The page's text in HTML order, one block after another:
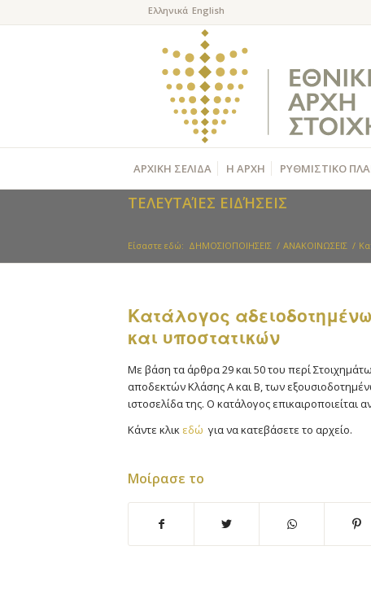
ΑΡΧΙΚΗ ΣΕΛΙΔΑ Η ΑΡΧΗ ΡΥΘΜΙΣΤΙΚΟ
ΤΕΛΕΥΤΑΊΕΣ ΕΙΔΉΣΕΙΣ
Είσαστε εδώ: ΔΗΜΟΣΙΟΠΟΙΗΣΕΙΣ / ΑΝΑΚΟΙΝΩΣΕΙΣ /
Kατάλογος
και υποστατικών
Με βάση τα άρθρα 29 και 50 του περί
αποδεκτών Κλάσης Α και Β, των
ιστοσελίδα της. Ο κατάλογος επικαιροποιείται
Κάντε κλικ εδώ για να κατεβάσετε το αρχείο.
Μοίρασε το